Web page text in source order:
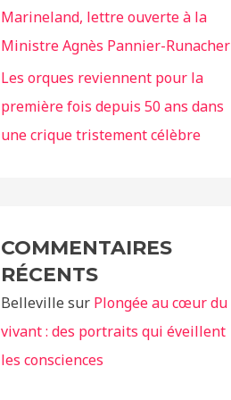
Marineland, lettre ouverte à la
Ministre Agnès Pannier-Runacher
Les orques reviennent pour la
première fois depuis 50 ans dans
une crique tristement célèbre
COMMENTAIRES
RÉCENTS
Belleville sur Plongée au cœur du
vivant : des portraits qui éveillent
les consciences